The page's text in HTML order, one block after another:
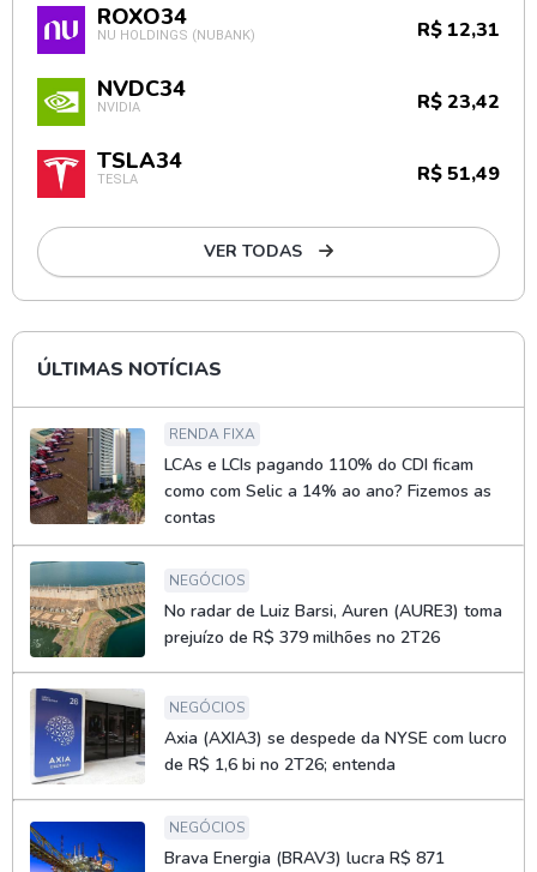
ROXO34
NU HOLDINGS (NUBANK) R$ 12,31
NVDC34
NVIDIA R$ 23,42
TSLA34
TESLA R$ 51,49
VER TODAS
ÚLTIMAS NOTÍCIAS
RENDA FIXA
LCAs e LCIs pagando 110% do CDI ficam
como com Selic a 14% ao ano? Fizemos as
contas
NEGÓCIOS
No radar de Luiz Barsi, Auren (AURE3) toma
prejuízo de R$ 379 milhões no 2T26
NEGÓCIOS
Axia (AXIA3) se despede da NYSE com lucro
de R$ 1,6 bi no 2T26; entenda
NEGÓCIOS
Brava Energia (BRAV3) lucra R$ 871